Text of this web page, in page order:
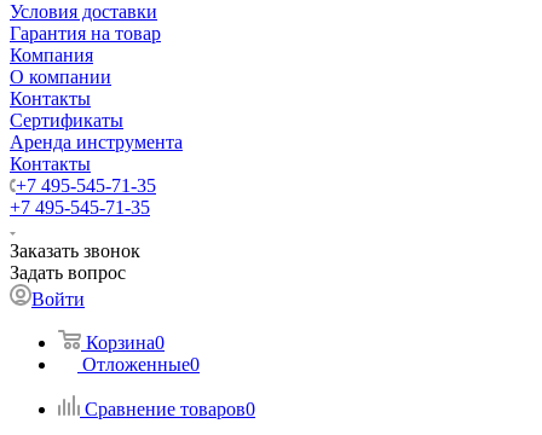
Условия доставки
Гарантия на товар
Компания
О компании
Контакты
Сертификаты
Аренда инструмента
Контакты
+7 495-545-71-35
+7 495-545-71-35
Заказать звонок
Задать вопрос
Войти
Корзина0
Отложенные0
Сравнение товаров0